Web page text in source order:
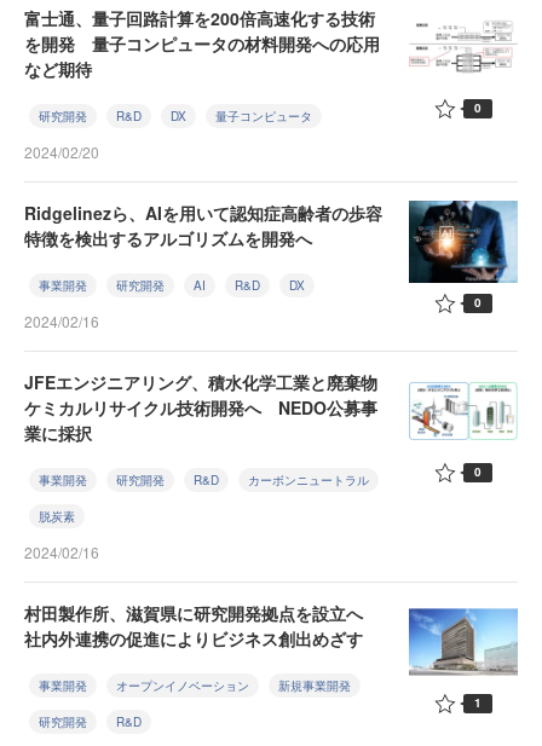
富士通、量子回路計算を200倍高速化する技術
を開発 量子コンピュータの材料開発への応用
など期待
研究開発 R&D DX 量子コンピュータ
2024/02/20
0
Ridgelinezら、AIを用いて認知症高齢者の歩容
特徴を検出するアルゴリズムを開発へ
事業開発 研究開発 AI R&D DX
2024/02/16
0
JFEエンジニアリング、積水化学工業と廃棄物
ケミカルリサイクル技術開発へ NEDO公募事
業に採択
事業開発 研究開発 R&D カーボンニュートラル
脱炭素
2024/02/16
0
村田製作所、滋賀県に研究開発拠点を設立へ
社内外連携の促進によりビジネス創出めざす
事業開発 オープンイノベーション 新規事業開発
研究開発 R&D
1